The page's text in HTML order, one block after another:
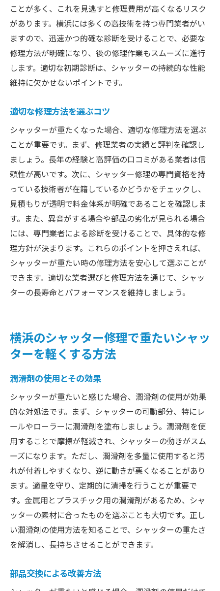
ことが多く、これを見逃すと修理費用が高くなるリスク
があります。横浜には多くの高技術を持つ専門業者がい
ますので、迅速かつ的確な診断を受けることで、必要な
修理方法が明確になり、後の修理作業もスムーズに進行
します。適切な初期診断は、シャッターの持続的な性能
維持に欠かせないポイントです。
適切な修理方法を選ぶコツ
シャッターが重たくなった場合、適切な修理方法を選ぶ
ことが重要です。まず、修理業者の実績と評判を確認し
ましょう。長年の経験と高評価の口コミがある業者は信
頼性が高いです。次に、シャッター修理の専門資格を持
っている技術者が在籍しているかどうかをチェックし、
見積もりが透明で料金体系が明確であることを確認しま
す。また、異音がする場合や部品の劣化が見られる場合
には、専門業者による診断を受けることで、具体的な修
理方針が決まります。これらのポイントを押さえれば、
シャッターが重たい時の修理方法を安心して選ぶことが
できます。適切な業者選びと修理方法を通じて、シャッ
ターの長寿命とパフォーマンスを維持しましょう。
横浜のシャッター修理で重たいシャッ
ターを軽くする方法
潤滑剤の使用とその効果
シャッターが重たいと感じた場合、潤滑剤の使用が効果
的な対処法です。まず、シャッターの可動部分、特にレ
ールやローラーに潤滑剤を塗布しましょう。潤滑剤を使
用することで摩擦が軽減され、シャッターの動きがスム
ーズになります。ただし、潤滑剤を多量に使用すると汚
れが付着しやすくなり、逆に動きが悪くなることがあり
ます。適量を守り、定期的に清掃を行うことが重要で
す。金属用とプラスチック用の潤滑剤があるため、シャ
ッターの素材に合ったものを選ぶことも大切です。正し
い潤滑剤の使用方法を知ることで、シャッターの重たさ
を解消し、長持ちさせることができます。
部品交換による改善方法